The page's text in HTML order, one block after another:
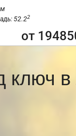
52.22
от
ключ